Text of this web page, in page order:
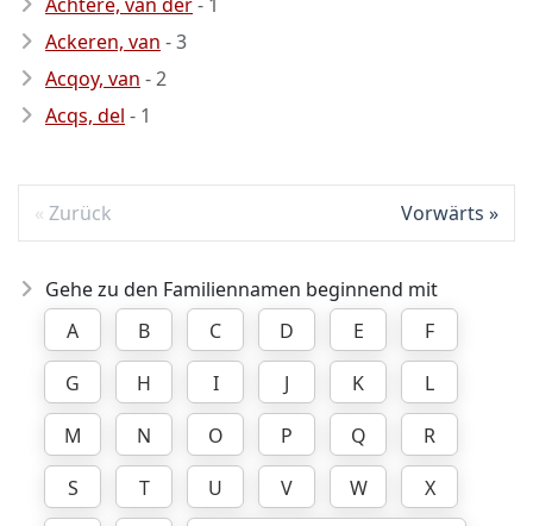
Ackeren, van - 3
Acqoy, van - 2
Acqs, del - 1
Zurück Vorwärts
Gehe zu den Familiennamen beginnend mit
A
B C D E
F
G
H I J K
L
M
N O P Q
R
S
T U V W
X